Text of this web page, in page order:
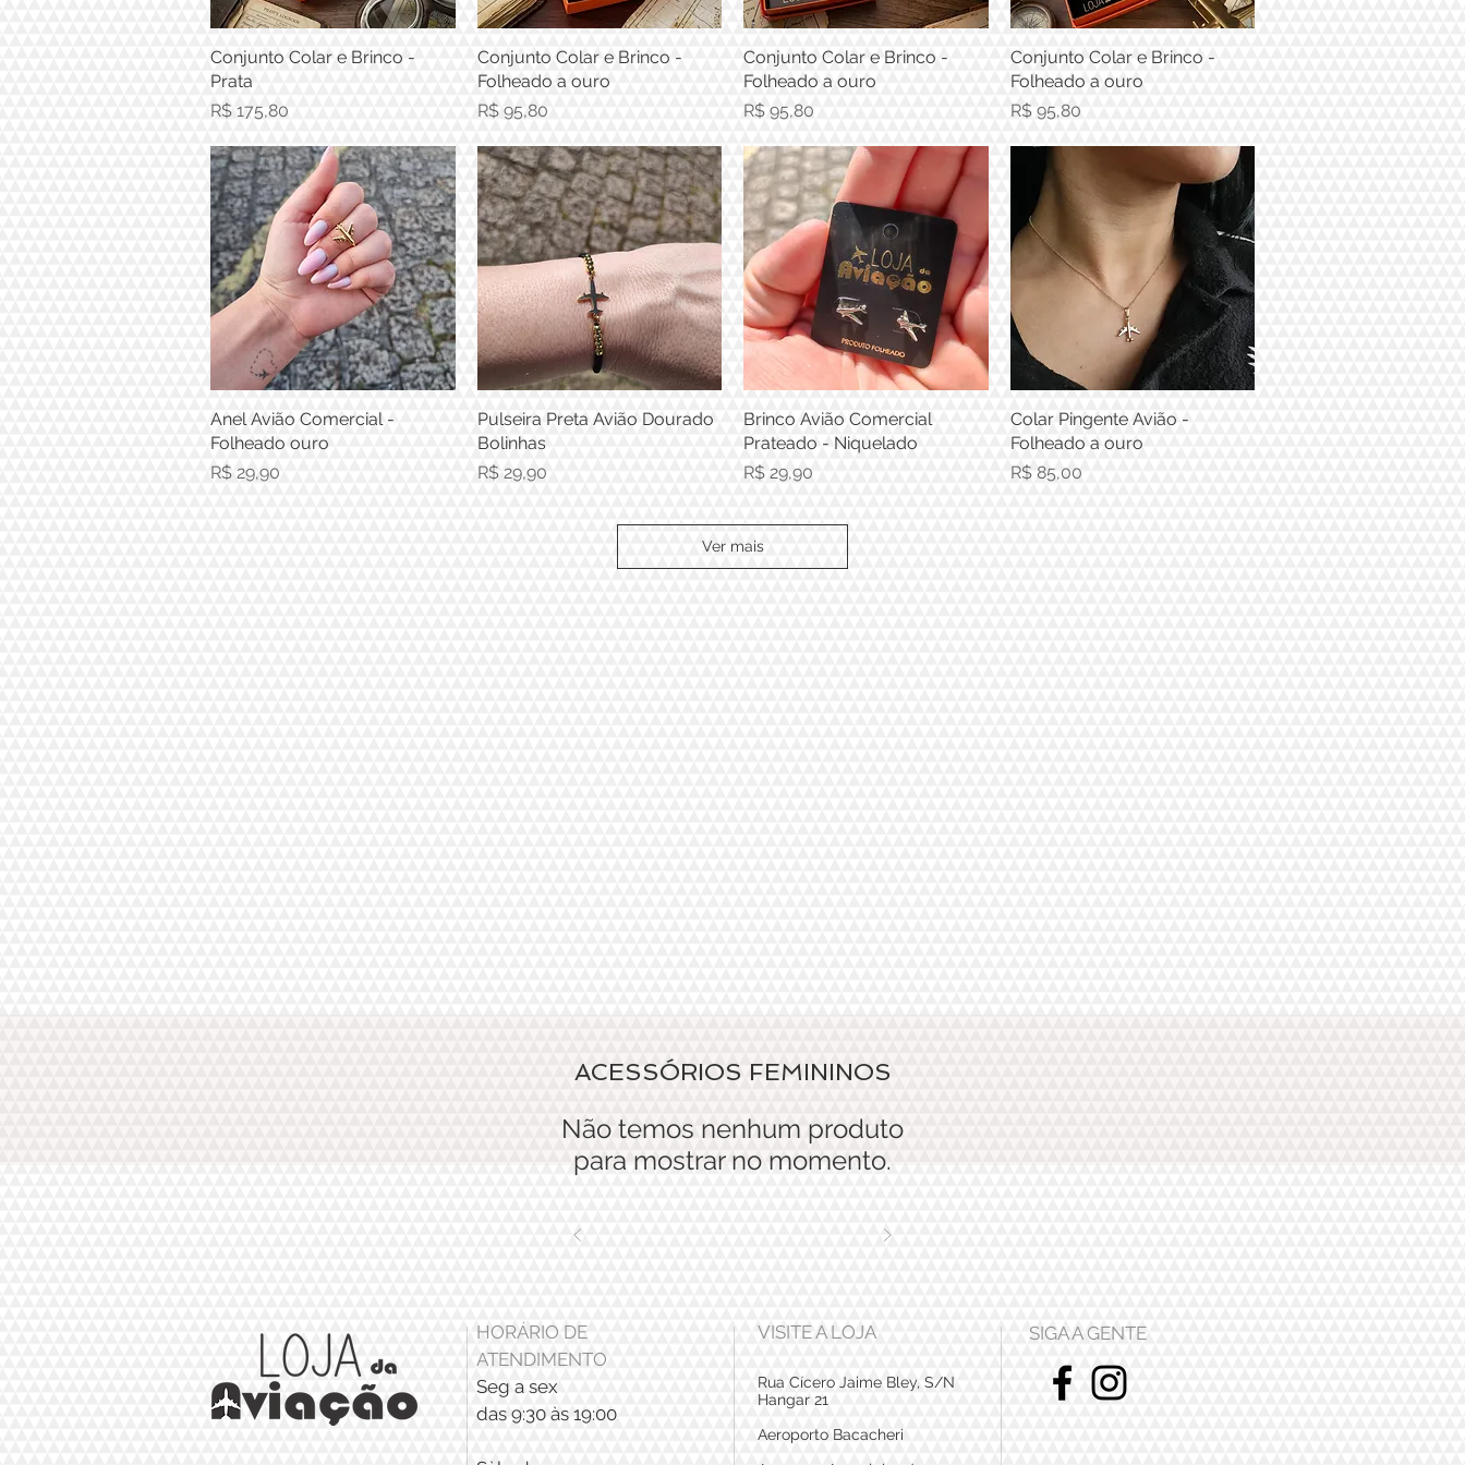
Visualização rápida
Conjunto Colar e Brinco -
Prata
Preço
R$ 175,80
Visualização rápida
Conjunto Colar e Brinco -
Folheado a ouro
Preço
R$ 95,80
Visualização rápida
Conjunto Colar e Brinco -
Folheado a ouro
Preço
R$ 95,80
Visualização rápida
Conjunto Colar e Brinco -
Folheado a ouro
Preço
R$ 95,80
Visualização rápida
Anel Avião Comercial -
Folheado ouro
Preço
R$ 29,90
Visualização rápida
Pulseira Preta Avião Dourado
Bolinhas
Preço
R$ 29,90
Visualização rápida
Brinco Avião Comercial
Prateado - Niquelado
Preço
R$ 29,90
Visualização rápida
Colar Pingente Avião -
Folheado a ouro
Preço
R$ 85,00
Ver mais
ACESSÓRIOS FEMININOS
Não temos nenhum produto
para mostrar no momento.
HORÁRIO DE
ATENDIMENTO
Seg a sex
das 9:30 às 19:00
VISITE A LOJA
Rua Cícero Jaime Bley, S/N
Hangar 21
Aeroporto Bacacheri
SIGA A GENTE